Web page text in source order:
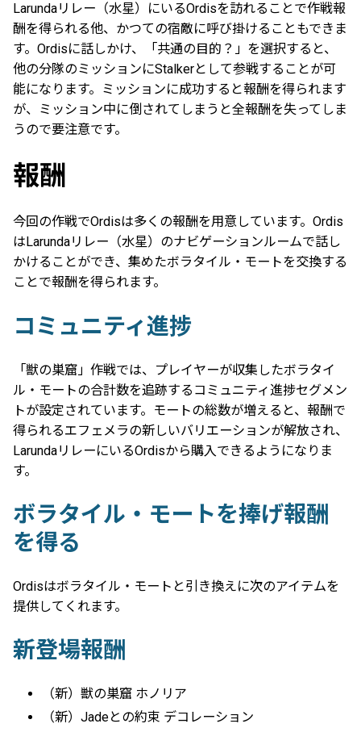
Larundaリレー（水星）にいるOrdisを訪れることで作戦報
酬を得られる他、かつての宿敵に呼び掛けることもできま
す。Ordisに話しかけ、「共通の目的？」を選択すると、
他の分隊のミッションにStalkerとして参戦することが可
能になります。ミッションに成功すると報酬を得られます
が、ミッション中に倒されてしまうと全報酬を失ってしま
うので要注意です。
報酬
今回の作戦でOrdisは多くの報酬を用意しています。Ordis
はLarundaリレー（水星）のナビゲーションルームで話し
かけることができ、集めたボラタイル・モートを交換する
ことで報酬を得られます。
コミュニティ進捗
「獣の巣窟」作戦では、プレイヤーが収集したボラタイ
ル・モートの合計数を追跡するコミュニティ進捗セグメン
トが設定されています。モートの総数が増えると、報酬で
得られるエフェメラの新しいバリエーションが解放され、
LarundaリレーにいるOrdisから購入できるようになりま
す。
ボラタイル・モートを捧げ報酬
を得る
Ordisはボラタイル・モートと引き換えに次のアイテムを
提供してくれます。
新登場報酬
（新）獣の巣窟 ホノリア
（新）Jadeとの約束 デコレーション